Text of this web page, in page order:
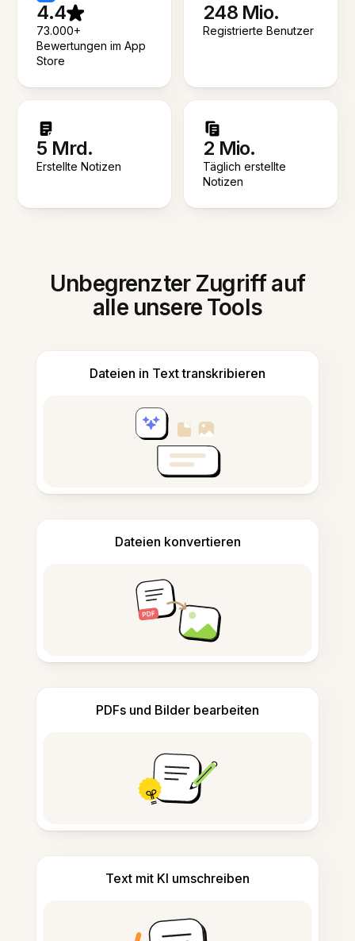
4.4
73.000+
Bewertungen im App
Store
248 Mio.
Registrierte Benutzer
5 Mrd.
Erstellte Notizen
2 Mio.
Täglich erstellte
Notizen
Unbegrenzter Zugriff auf
alle unsere Tools
Dateien in Text transkribieren
Dateien konvertieren
PDFs und Bilder bearbeiten
Text mit KI umschreiben